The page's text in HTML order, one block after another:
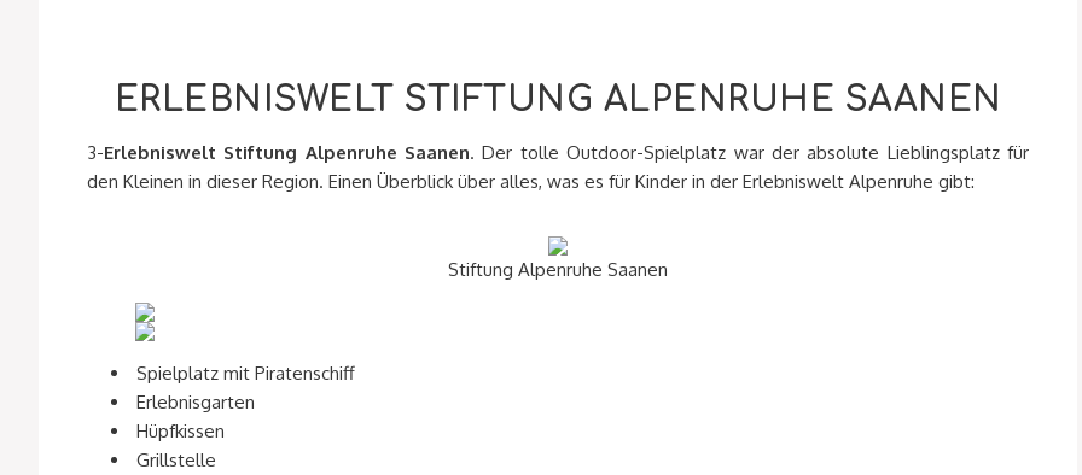
ERLEBNISWELT STIFTUNG ALPENRUHE SAANEN
3-Erlebniswelt Stiftung Alpenruhe Saanen. Der tolle Outdoor-Spielplatz war der absolute Lieblingsplatz für
den Kleinen in dieser Region. Einen Überblick über alles, was es für Kinder in der Erlebniswelt Alpenruhe gibt:
Stiftung Alpenruhe Saanen
Spielplatz mit Piratenschiff
Erlebnisgarten
Hüpfkissen
Grillstelle